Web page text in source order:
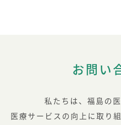
お問い
私たちは、福島の
医療サービスの向上に取り